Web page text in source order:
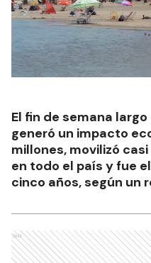
El fin de semana
generó un impacto
millones, movilizó
en todo el país y fue
cinco años, según un
Ads